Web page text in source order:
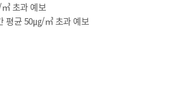
초과 예보
평균 50㎍/㎥ 초과 예보